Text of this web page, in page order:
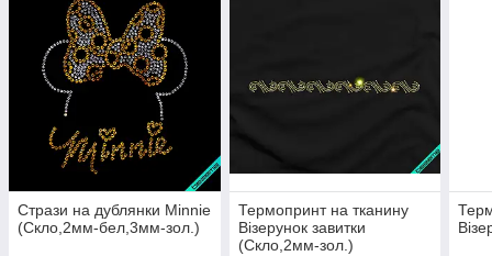
Стрази на дублянки Minnie
(Скло,2мм-бел,3мм-зол.)
Термопринт на тканину
Візерунок завитки
(Скло,2мм-зол.)